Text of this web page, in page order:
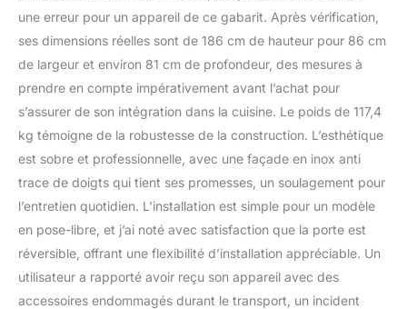
stockage pour tous vos
aliments frais grâce au
degré réglable de
l'humidité. Une alarme
visuelle et sonore de
température garantie la
sécurité alimentaire de
vos aliments. Livraison :
1x réfrigérateur combiné
2 porte 3 x casier à oeufs
- 1 x bac à glaçons
une erreur pour un appareil de ce gabarit. Après vérification,
ses dimensions réelles sont de 186 cm de hauteur pour 86 cm
de largeur et environ 81 cm de profondeur, des mesures à
prendre en compte impérativement avant l’achat pour
s’assurer de son intégration dans la cuisine. Le poids de 117,4
kg témoigne de la robustesse de la construction. L’esthétique
est sobre et professionnelle, avec une façade en inox anti
trace de doigts qui tient ses promesses, un soulagement pour
l’entretien quotidien. L’installation est simple pour un modèle
en pose-libre, et j’ai noté avec satisfaction que la porte est
réversible, offrant une flexibilité d’installation appréciable. Un
utilisateur a rapporté avoir reçu son appareil avec des
accessoires endommagés durant le transport, un incident